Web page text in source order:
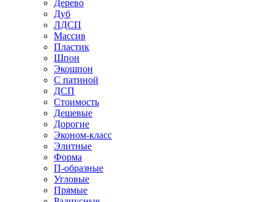
Дерево
Дуб
ЛДСП
Массив
Пластик
Шпон
Экошпон
С патиной
ДСП
Стоимость
Дешевые
Дорогие
Эконом-класс
Элитные
Форма
П-образные
Угловые
Прямые